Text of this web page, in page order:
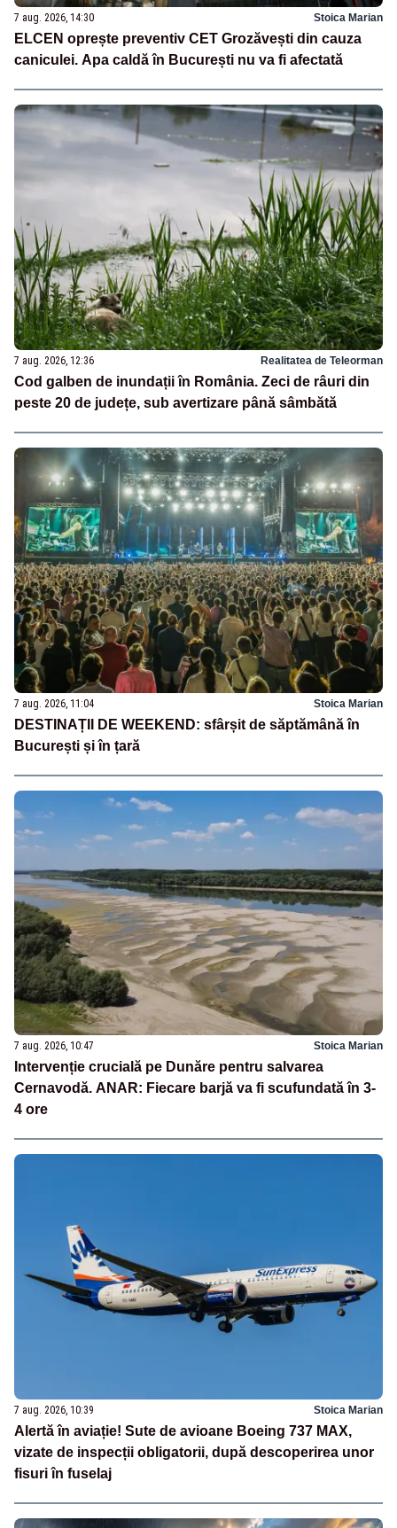
7 aug. 2026, 14:30 Stoica Marian
ELCEN oprește preventiv CET Grozăvești din cauza
caniculei. Apa caldă în București nu va fi afectată
7 aug. 2026, 12:36 Realitatea de Teleorman
Cod galben de inundații în România. Zeci de râuri din
peste 20 de județe, sub avertizare până sâmbătă
7 aug. 2026, 11:04 Stoica Marian
DESTINAȚII DE WEEKEND: sfârșit de săptămână în
București și în țară
7 aug. 2026, 10:47 Stoica Marian
Intervenție crucială pe Dunăre pentru salvarea
Cernavodă. ANAR: Fiecare barjă va fi scufundată în 3-
4 ore
7 aug. 2026, 10:39 Stoica Marian
Alertă în aviație! Sute de avioane Boeing 737 MAX,
vizate de inspecții obligatorii, după descoperirea unor
fisuri în fuselaj